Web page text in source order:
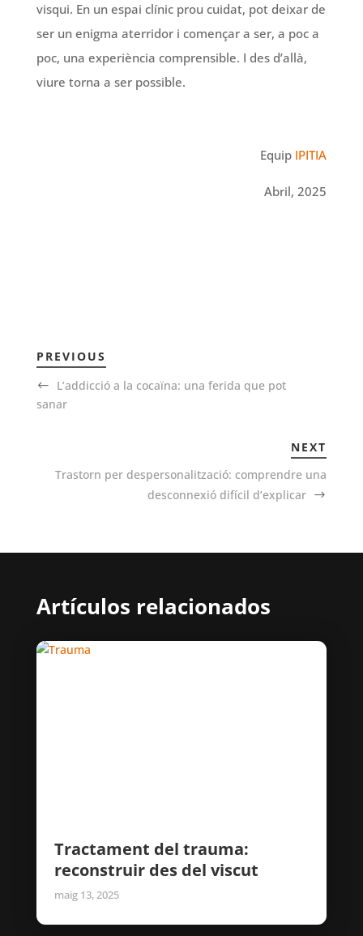
visqui. En un espai clínic prou cuidat, pot deixar de
ser un enigma aterridor i començar a ser, a poc a
poc, una experiència comprensible. I des d’allà,
viure torna a ser possible.
Equip IPITIA
Abril, 2025
PREVIOUS
L’addicció a la cocaïna: una ferida que pot
sanar
NEXT
Trastorn per despersonalització: comprendre una
desconnexió difícil d’explicar
Artículos relacionados
Tractament del trauma:
reconstruir des del viscut
maig 13, 2025